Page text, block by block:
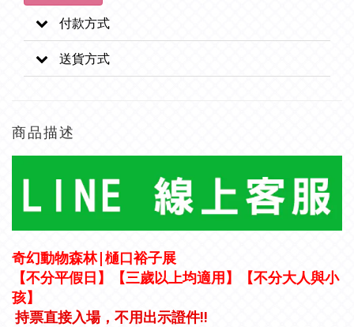
付款方式
送貨方式
商品描述
奇幻動物森林|樋口裕子展
【不分平假日】【三歲以上均適用】【不分大人與小
孩】
持票直接入場，不用出示證件!!